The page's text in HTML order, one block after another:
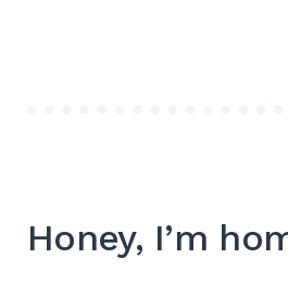
Honey, I’m